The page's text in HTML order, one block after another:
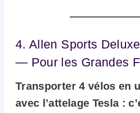
4. Allen Sports
— Pour les Grandes
Transporter 4 vélos en
avec l’attelage Tesla :